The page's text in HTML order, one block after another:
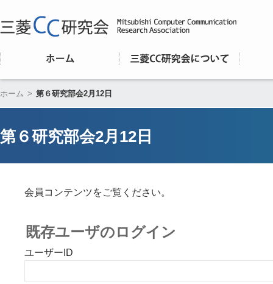
ホーム > 第６研究部会2月12日
第６研究部会2月12日
会員コンテンツをご覧ください。
既存ユーザのログイン
ユーザーID